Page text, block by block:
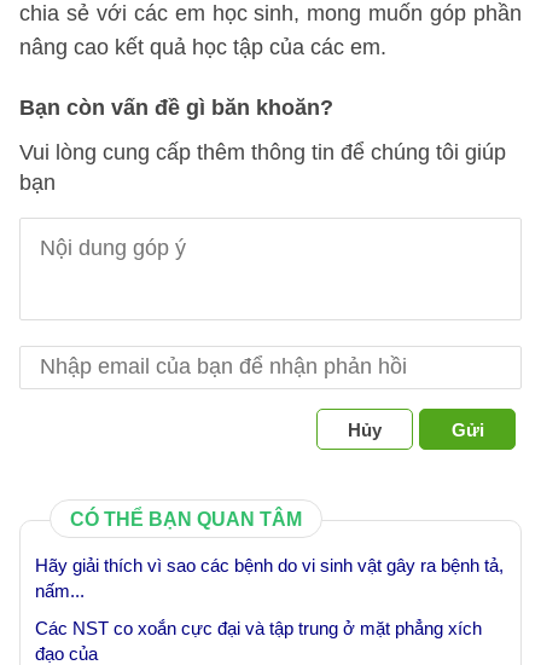
chia sẻ với các em học sinh, mong muốn góp phần
nâng cao kết quả học tập của các em.
Bạn còn vấn đề gì băn khoăn?
Vui lòng cung cấp thêm thông tin để chúng tôi giúp
bạn
Hủy Gửi
CÓ THỂ BẠN QUAN TÂM
Hãy giải thích vì sao các bệnh do vi sinh vật gây ra bệnh tả,
nấm...
Các NST co xoắn cực đại và tập trung ở mặt phẳng xích
đạo của